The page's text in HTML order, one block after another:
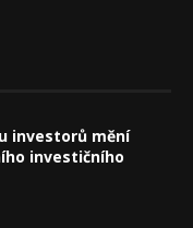
investorů mění
investičního